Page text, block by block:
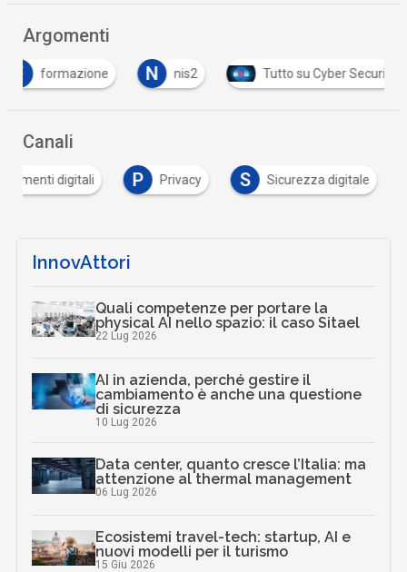
Argomenti
formazione nis2 Tutto su Cyber Security
Canali
digitali P Privacy S Sicurezza digitale
InnovAttori
Quali competenze per portare la
physical AI nello spazio: il caso Sitael
22 Lug 2026
AI in azienda, perché gestire il
cambiamento è anche una questione
di sicurezza
10 Lug 2026
Data center, quanto cresce l’Italia: ma
attenzione al thermal management
06 Lug 2026
Ecosistemi travel-tech: startup, AI e
nuovi modelli per il turismo
15 Giu 2026